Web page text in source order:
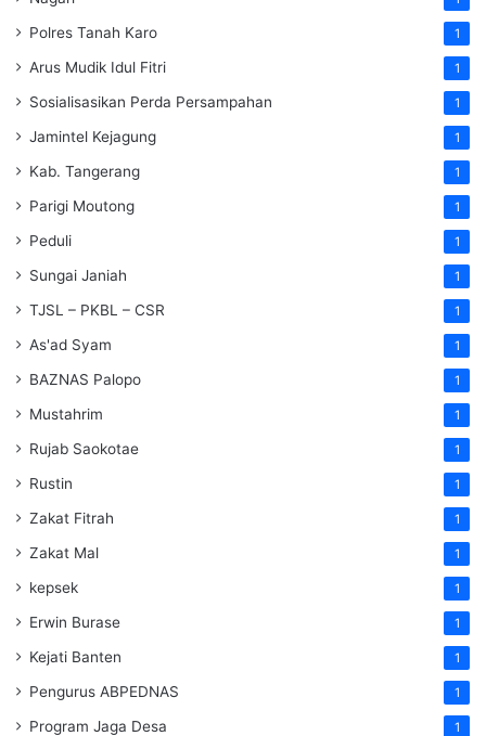
Polres Tanah Karo 1
Arus Mudik Idul Fitri 1
Sosialisasikan Perda Persampahan 1
Jamintel Kejagung 1
Kab. Tangerang 1
Parigi Moutong 1
Peduli 1
Sungai Janiah 1
TJSL – PKBL – CSR 1
As'ad Syam 1
BAZNAS Palopo 1
Mustahrim 1
Rujab Saokotae 1
Rustin 1
Zakat Fitrah 1
Zakat Mal 1
kepsek 1
Erwin Burase 1
Kejati Banten 1
Pengurus ABPEDNAS 1
Program Jaga Desa 1